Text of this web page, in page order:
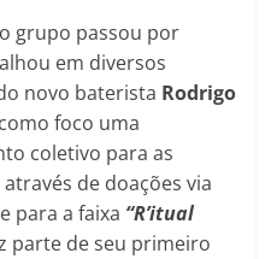
grupo passou por
em diversos
novo baterista Rodrigo
foco uma
coletivo para as
de doações via
para a faixa “R’itual
parte de seu primeiro